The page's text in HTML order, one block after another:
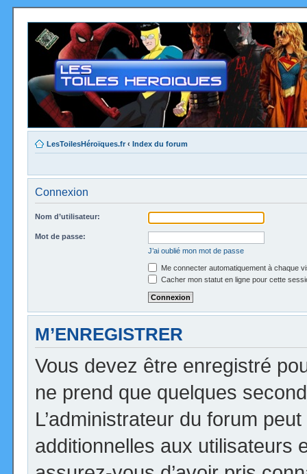
LesToilesHéroïques.fr ‹ Index du forum
Connexion
Nom d’utilisateur:
Mot de passe:
J’ai oublié mon mot de passe
Me connecter automatiquement à chaque
Cacher mon statut en ligne pour cette
M’ENREGISTRER
Vous devez être enregistré
ne prend que quelques
L’administrateur du forum
additionnelles aux utilisateurs